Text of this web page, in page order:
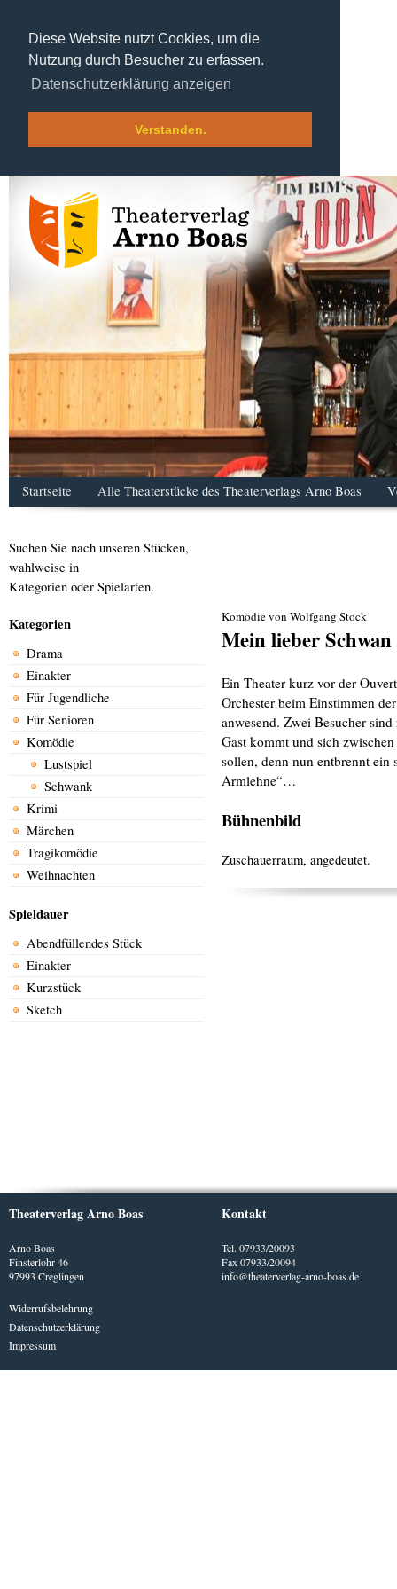
Diese Website nutzt Cookies, um die
Nutzung durch Besucher zu erfassen.
Datenschutzerklärung anzeigen
Verstanden.
Startseite Alle Theaterstücke des Theaterverlags Arno Boas
Suchen Sie nach unseren Stücken,
wahlweise in
Kategorien oder Spielarten.
Kategorien
Drama
Einakter
Für Jugendliche
Für Senioren
Komödie
Lustspiel
Schwank
Krimi
Märchen
Tragikomödie
Weihnachten
Spieldauer
Abendfüllendes Stück
Einakter
Kurzstück
Sketch
Komödie von Wolfgang Stock
Mein lieber Schwan
Ein Theater kurz vor der
Orchester beim Einstimmen
anwesend. Zwei Besucher
Gast kommt und sich
sollen, denn nun entbrennt ein
Armlehne“…
Bühnenbild
Zuschauerraum, angedeutet.
Theaterverlag Arno Boas
Arno Boas
Finsterlohr 46
97993 Creglingen
Widerrufsbelehrung
Datenschutzerklärung
Impressum
Kontakt
Tel. 07933/20093
Fax 07933/20094
info@theaterverlag-arno-boas.de